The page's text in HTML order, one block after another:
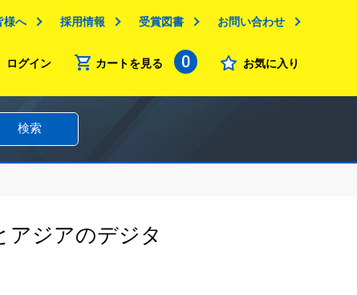
様へ 採用情報 受賞図書 お問い合わせ
ログイン カートを見る 0 お気に入り
検索
ジアのデジタ